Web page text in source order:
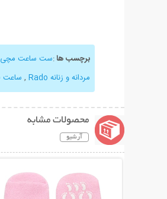
برچسب ها:ست ساعت مچی Rado طرح Lyst
مردانه و زنانه Rado
, ساعت Radoطرح Lyst
محصولات مشابه
آرشیو